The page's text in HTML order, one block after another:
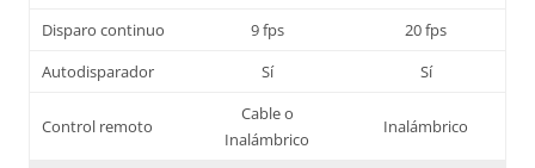
Disparo continuo 9 fps
20 fps
Autodisparador
Sí Sí
Control remoto
Cable o
Inalámbrico
Inalámbrico